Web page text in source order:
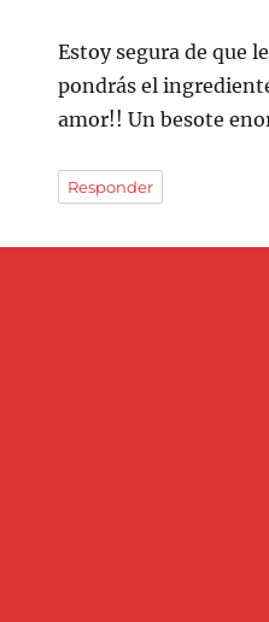
Estoy segura de que
pondrás el
amor!! Un besote
Responder